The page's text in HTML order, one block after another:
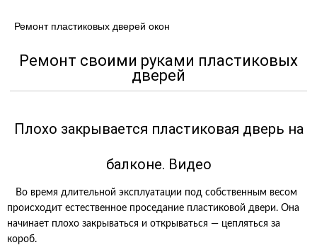
Ремонт пластиковых дверей окон
Ремонт своими руками пластиковых
дверей
Плохо закрывается пластиковая дверь на
балконе. Видео
Во время длительной эксплуатации под собственным весом
происходит естественное проседание пластиковой двери. Она
начинает плохо закрываться и открываться — цепляться за
короб.